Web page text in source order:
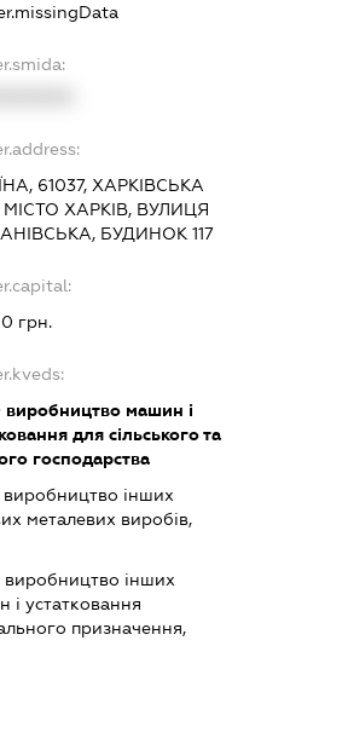
61037, ХАРКІВСЬКА
ХАРКІВ, ВУЛИЦЯ
БУДИНОК 117
грн.
виробництво машин і
для сільського та
господарства
інших
металевих виробів,
виробництво інших
і устатковання
призначення,